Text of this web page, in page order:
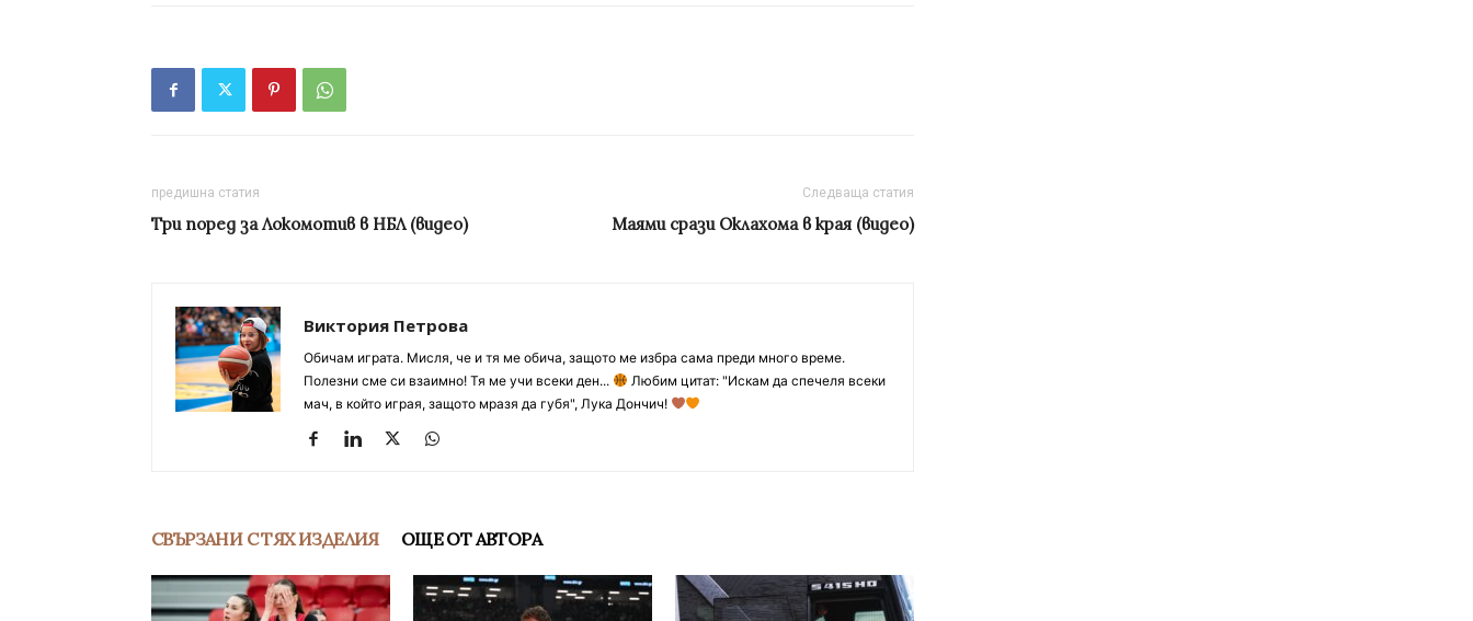
предишна статия
Три поред за Локомотив в НБЛ (видео)
Следваща статия
Mаями срази Оклахома в края (видео)
Виктория Петрова
Обичам играта. Мисля, че и тя ме обича, защото ме избра сама преди много време.
Полезни сме си взаимно! Тя ме учи всеки ден...
Любим цитат: "Искам да спечеля всеки
мач, в който играя, защото мразя да губя", Лука Дончич!
СВЪРЗАНИ С ТЯХ ИЗДЕЛИЯ ОЩЕ ОТ АВТОРА